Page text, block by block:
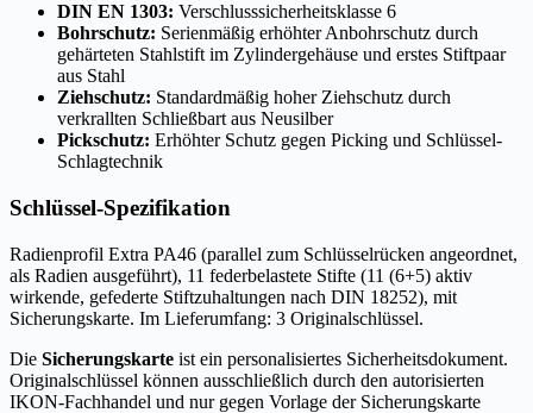
DIN EN 1303: Verschlusssicherheitsklasse 6
Bohrschutz: Serienmäßig erhöhter Anbohrschutz durch
gehärteten Stahlstift im Zylindergehäuse und erstes Stiftpaar
aus Stahl
Ziehschutz: Standardmäßig hoher Ziehschutz durch
verkrallten Schließbart aus Neusilber
Pickschutz: Erhöhter Schutz gegen Picking und Schlüssel-
Schlagtechnik
Schlüssel-Spezifikation
Radienprofil Extra PA46 (parallel zum Schlüsselrücken angeordnet,
als Radien ausgeführt), 11 federbelastete Stifte (11 (6+5) aktiv
wirkende, gefederte Stiftzuhaltungen nach DIN 18252), mit
Sicherungskarte. Im Lieferumfang: 3 Originalschlüssel.
Die Sicherungskarte ist ein personalisiertes Sicherheitsdokument.
Originalschlüssel können ausschließlich durch den autorisierten
IKON-Fachhandel und nur gegen Vorlage der Sicherungskarte